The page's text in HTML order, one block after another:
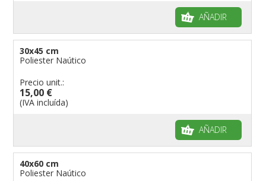
AÑADIR
30x45 cm
Poliester Naútico
Precio unit.:
15,00 €
(IVA incluída)
AÑADIR
40x60 cm
Poliester Naútico